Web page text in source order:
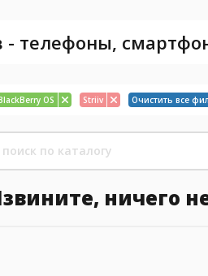
- телефоны,
OS Striiv Очистить все
ничего